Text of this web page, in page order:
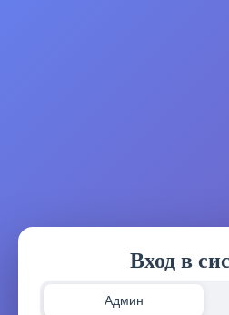
Вход в
Админ